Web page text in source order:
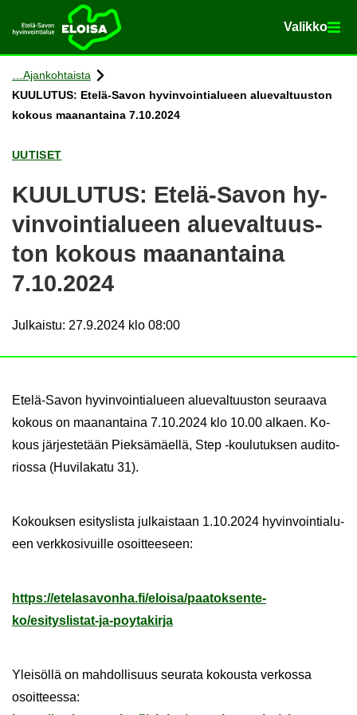
Etusi­vu Va­lik­ko
Va­lik­ko
Siir­ry si­säl­töön
Ajan­koh­tais­ta
KUU­LU­TUS: Etelä-​Savon hy­vin­voin­tia­lu­een alue­val­tuus­ton
ko­kous maa­nan­tai­na 7.10.2024
UU­TI­SET
KUU­LU­TUS: Etelä-​Savon hy­
vin­voin­tia­lu­een alue­val­tuus­
ton ko­kous maa­nan­tai­na
7.10.2024
Julkaistu: 27.9.2024 klo 08:00
Etelä-​Savon hy­vin­voin­tia­lu­een alue­val­tuus­ton seu­raa­va
ko­kous on maa­nan­tai­na 7.10.2024 klo 10.00 al­kaen. Ko­
kous jär­jes­te­tään Piek­sä­mäel­lä, Step -​koulutuksen au­di­to­
rios­sa (Hu­vi­la­ka­tu 31).
Ko­kouk­sen esi­tys­lis­ta jul­kais­taan 1.10.2024 hy­vin­voin­tia­lu­
een verk­ko­si­vuil­le osoit­tee­seen:
https://ete­la­sa­von­ha.fi/eloi­sa/paa­tok­sen­te­
ko/esityslistat-​ja-poytakirja
Ylei­söl­lä on mah­dol­li­suus seu­ra­ta ko­kous­ta ver­kos­sa
osoit­tees­sa: